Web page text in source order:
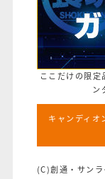
ここだけの限
ン
キャンディオ
(C)創通・サンラ